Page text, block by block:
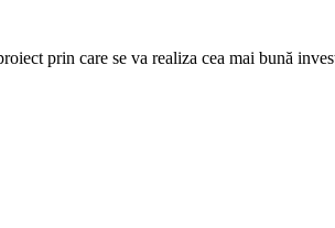
prin care se va realiza cea mai bună